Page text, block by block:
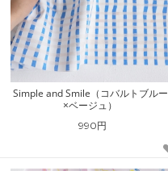
Simple and Smile（コバルトブルー
×ベージュ）
990円